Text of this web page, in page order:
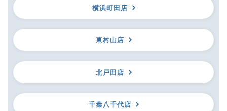
横浜町田店
東村山店
北戸田店
千葉八千代店